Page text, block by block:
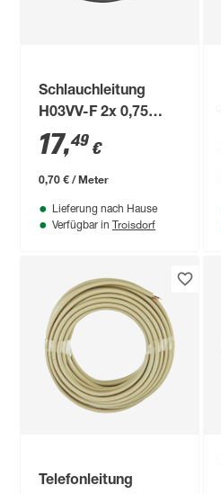
Schlauchleitung
H03VV-F 2x 0,75
mm²
17,49 €
0,70 € / Meter
Lieferung nach Hause
Verfügbar in Troisdorf
Telefonleitung